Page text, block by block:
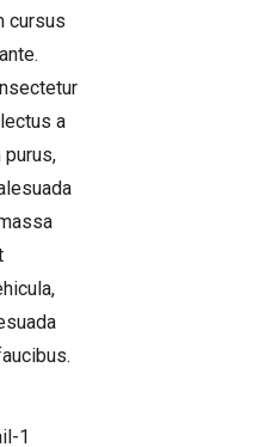
cursus
a
purus,